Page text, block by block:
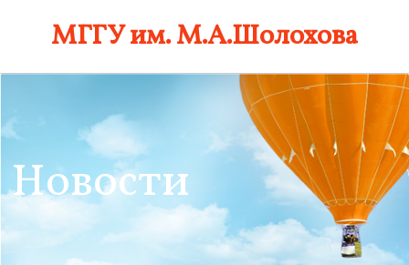
МГГУ им. М.А.Шолохова
Новости